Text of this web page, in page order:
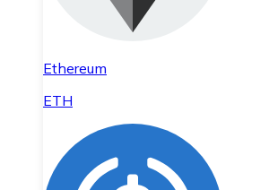
Ethereum
ETH